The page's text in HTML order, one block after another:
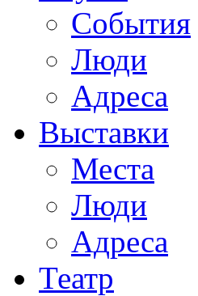
События
Люди
Адреса
Выставки
Места
Люди
Адреса
Театр